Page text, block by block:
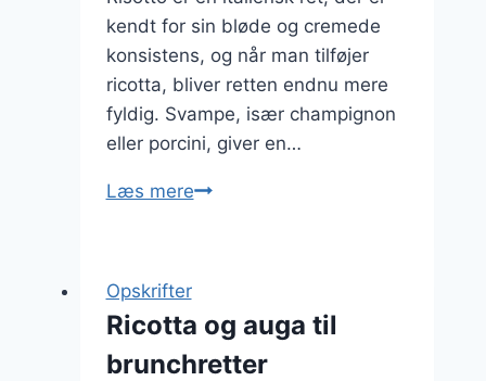
kendt for sin bløde og cremede
konsistens, og når man tilføjer
ricotta, bliver retten endnu mere
fyldig. Svampe, især champignon
eller porcini, giver en…
Læs mereRicotta
cremet
risotto
Opskrifter
Ricotta og auga til
brunchretter